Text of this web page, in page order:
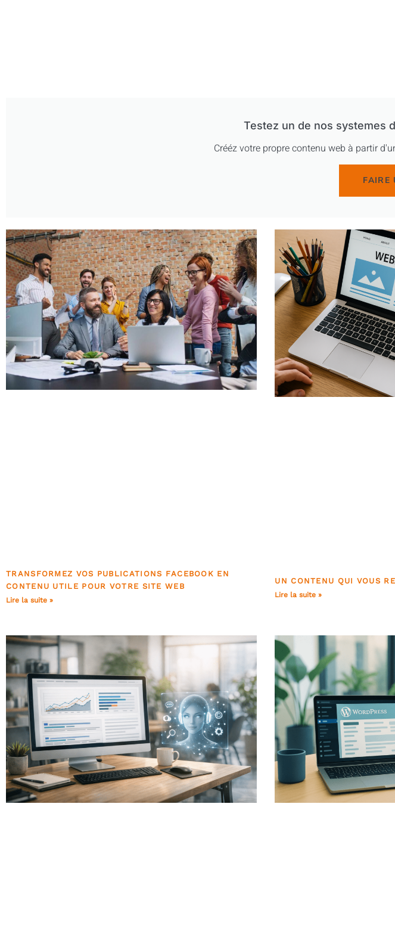
Testez un de nos systemes
Crééz votre propre contenu web à partir
FAIRE
TRANSFORMEZ VOS PUBLICATIONS FACEBOOK EN
CONTENU UTILE POUR VOTRE SITE WEB
Lire la suite »
UN CONTENU QUI VOUS
Lire la suite »